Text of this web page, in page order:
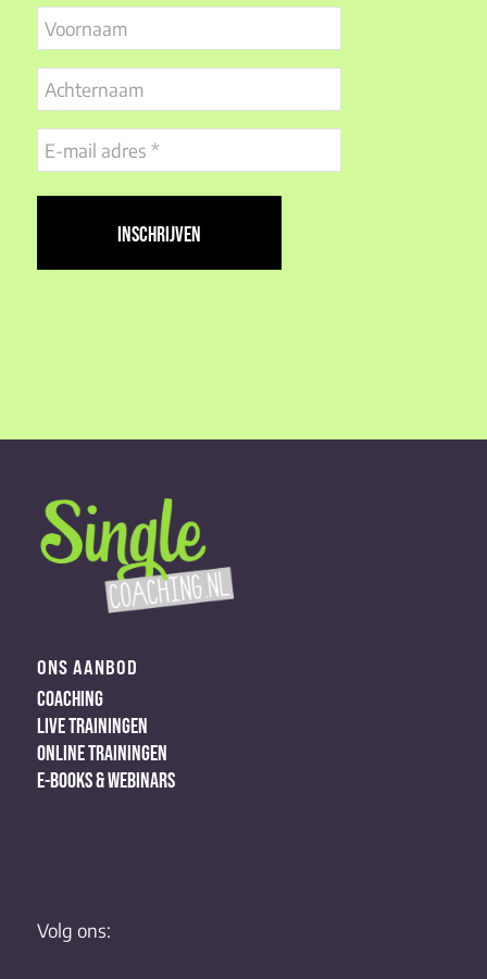
Voornaam
Achternaam
E-
mail
adres
ONS AANBOD
COACHING
LIVE TRAININGEN
ONLINE TRAININGEN
E-BOOKS & WEBINARS
Volg ons: